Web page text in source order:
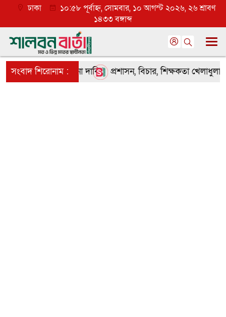
ঢাকা
১০:৫৮ পূর্বাহ্ন, সোমবার, ১০ আগস্ট ২০২৬, ২৬ শ্রাবণ
১৪৩৩ বঙ্গাব্দ
সংবাদ শিরোনাম :
ভূমি কমিশনসহ নানা দাবি প্রশাসন, বিচার, শিক্ষকতা